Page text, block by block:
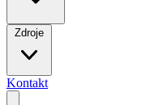
Zdroje
Kontakt